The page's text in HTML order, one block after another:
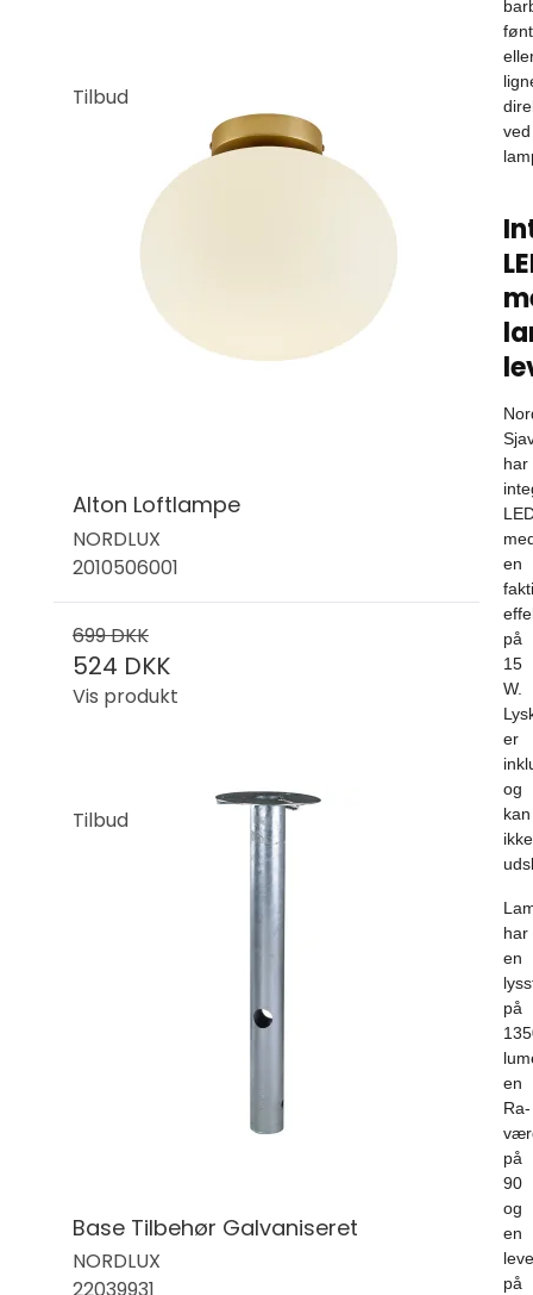
Tilbud
Alton Loftlampe
NORDLUX
2010506001
699 DKK
524 DKK
Vis produkt
Tilbud
Base Tilbehør Galvaniseret
NORDLUX
ved
har
en
på
15
W.
er
og
kan
ikke
har
en
på
en
Ra-
på
90
og
en
på